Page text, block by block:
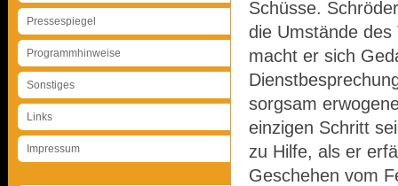
Pressespiegel
Programmhinweise
Sonstiges
Links
Impressum
Schüsse.
die Umstände
macht er sich
sorgsam
einzigen Schritt
zu Hilfe, als er
Geschehen vom